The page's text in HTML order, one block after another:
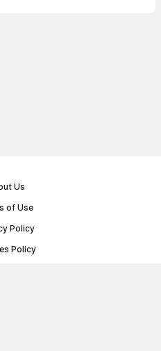
Us
of Use
Policy
Policy